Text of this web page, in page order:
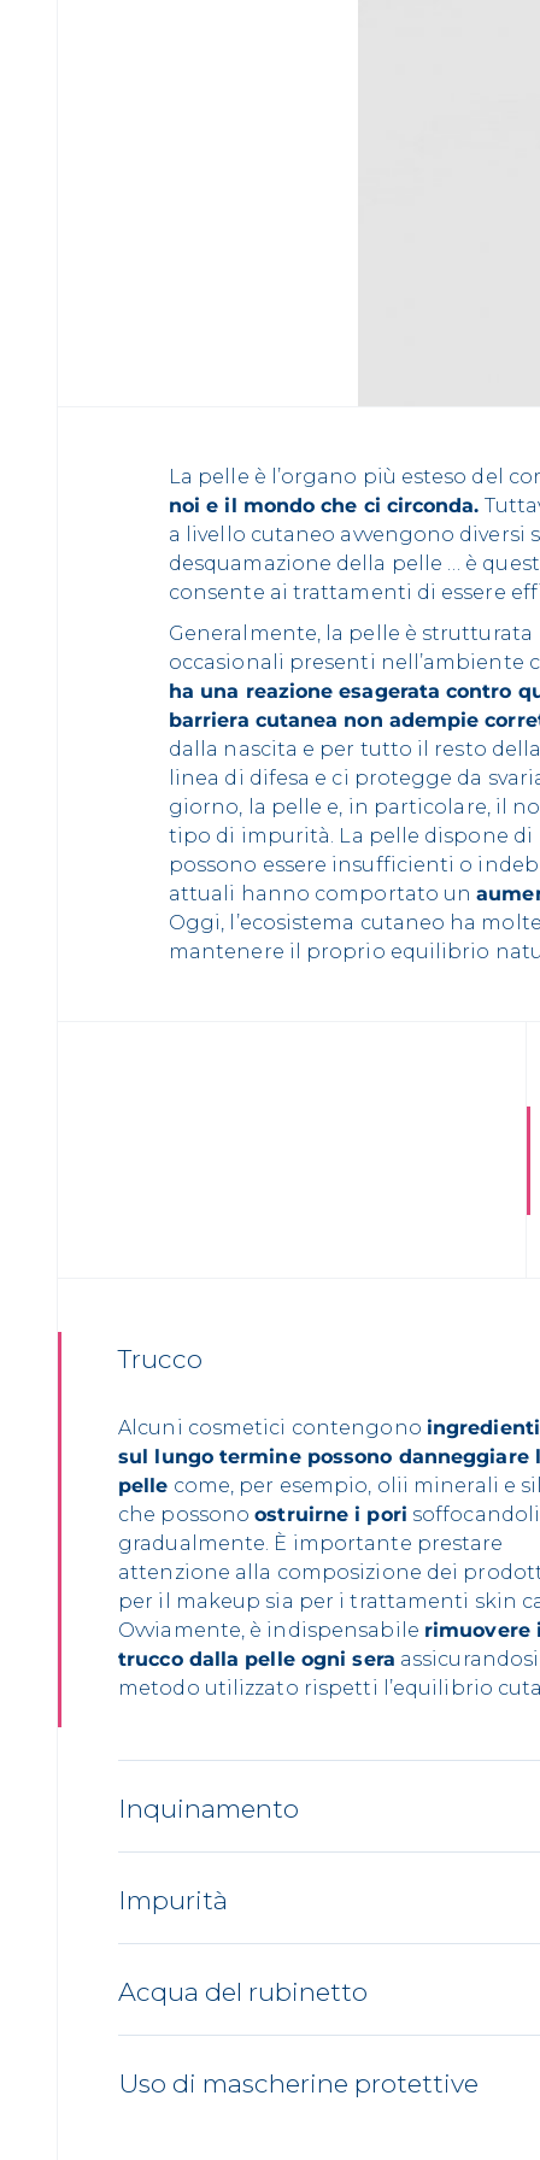
La pelle è l’organo più esteso del
noi e il mondo che ci circonda.
a livello cutaneo avvengono diversi
desquamazione della pelle … è
consente ai trattamenti di essere
Generalmente, la pelle è
occasionali presenti nell’ambiente
ha una reazione esagerata contro
barriera cutanea non adempie
dalla nascita e per tutto il resto
linea di difesa e ci protegge da
giorno, la pelle e, in particolare, il
tipo di impurità. La pelle dispone
possono essere insufficienti o
attuali hanno comportato un
Oggi, l’ecosistema cutaneo ha
mantenere il proprio equilibrio
Trucco
Alcuni cosmetici contengono
sul lungo termine possono danneggiare
pelle come, per esempio, olii minerali e
che possonoostruirne i pori soffocandoli
gradualmente. È importante prestare
attenzione alla composizione dei
per il makeup sia per i trattamenti skin
Ovviamente, è indispensabile rimuovere
trucco dalla pelle ogni sera
metodo utilizzato rispetti l’equilibrio
Inquinamento
Impurità
Acqua del rubinetto
Uso di mascherine protettive